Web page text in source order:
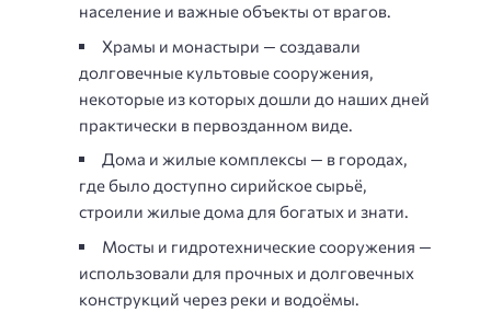
население и важные объекты от врагов.
Храмы и монастыри — создавали
долговечные культовые сооружения,
некоторые из которых дошли до наших дней
практически в первозданном виде.
Дома и жилые комплексы — в городах,
где было доступно сирийское сырьё,
строили жилые дома для богатых и знати.
Мосты и гидротехнические сооружения —
использовали для прочных и долговечных
конструкций через реки и водоёмы.